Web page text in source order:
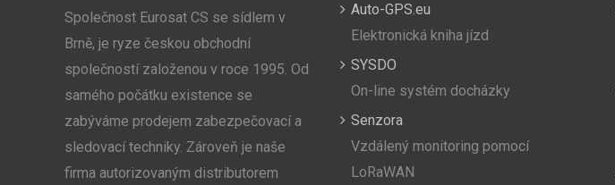
Společnost Eurosat CS se sídlem v
Brně, je ryze českou obchodní
společností založenou v roce 1995. Od
samého počátku existence se
zabýváme prodejem zabezpečovací a
sledovací techniky. Zároveň je naše
firma autorizovaným distributorem
Auto-GPS.eu
Elektronická kniha jízd
SYSDO
On-line systém docházky
Senzora
Vzdálený monitoring pomocí
LoRaWAN